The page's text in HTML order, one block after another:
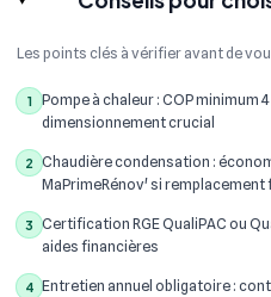
Les points clés à vérifier avant de
1
Pompe à chaleur : COP minimum
dimensionnement crucial
2
Chaudière condensation :
MaPrimeRénov' si remplacement
3
Certification RGE QualiPAC ou
aides financières
4 Entretien annuel obligatoire :